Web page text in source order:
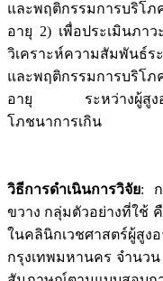
และพฤติกรรมการบริโ
อายุ 2) เพื่อประเมินภา
วิเคราะห์ความสัมพันธ์
และพฤติกรรมการบริโ
อายุ ระหว่างผู้สูงอา
โภชนาการเกิน
วิธีการดำเนินการวิจัย: ก
ขวาง กลุ่มตัวอย่างที่ใช้
ในคลินิกเวชศาสตร์ผู้สูง
กรุงเทพมหานคร จำนว